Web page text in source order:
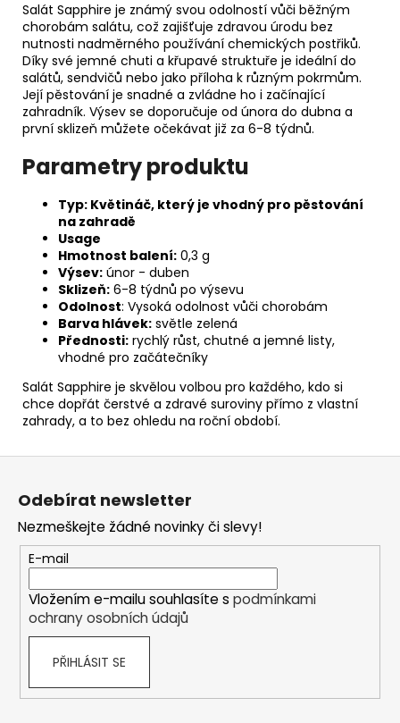
Salát Sapphire je známý svou odolností vůči běžným
chorobám salátu, což zajišťuje zdravou úrodu bez
nutnosti nadměrného používání chemických postřiků.
Díky své jemné chuti a křupavé struktuře je ideální do
salátů, sendvičů nebo jako příloha k různým pokrmům.
Její pěstování je snadné a zvládne ho i začínající
zahradník. Výsev se doporučuje od února do dubna a
první sklizeň můžete očekávat již za 6-8 týdnů.
Parametry produktu
Typ: Květináč, který je vhodný pro pěstování
na zahradě
Usage
Hmotnost balení: 0,3 g
Výsev: únor - duben
Sklizeň: 6-8 týdnů po výsevu
Odolnost: Vysoká odolnost vůči chorobám
Barva hlávek: světle zelená
Přednosti: rychlý růst, chutné a jemné listy,
vhodné pro začátečníky
Salát Sapphire je skvělou volbou pro každého, kdo si
chce dopřát čerstvé a zdravé suroviny přímo z vlastní
zahrady, a to bez ohledu na roční období.
Odebírat newsletter
Nezmeškejte žádné novinky či slevy!
E-mail
Vložením e-mailu souhlasíte s podmínkami
ochrany osobních údajů
PŘIHLÁSIT SE